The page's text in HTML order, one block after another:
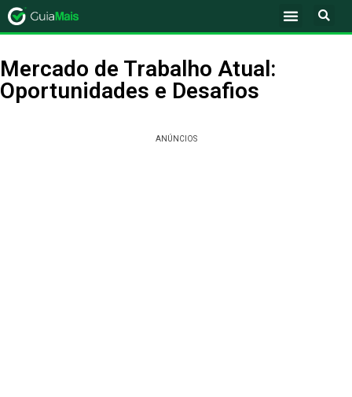
Mercado de Trabalho Atual:
Oportunidades e Desafios
ANÚNCIOS